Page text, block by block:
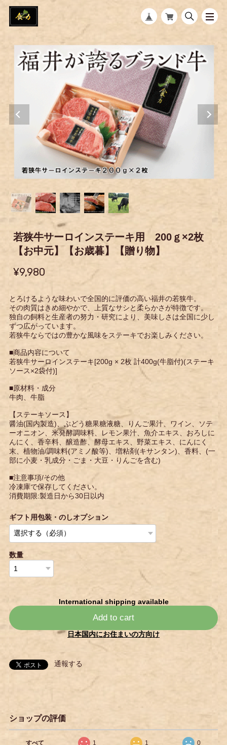
若狭牛サーロインステーキ用 200ｇ×2枚
【お中元】【お歳暮】【贈り物】
¥9,980
とろけるような味わいで全国的に評価の高い福井の若狭牛。
その肉質はきめ細やかで、上質なサシと柔らかさが特徴です。
独自の飼料と生産者の努力・研究により、美味しさは全国に少し
ずつ広がっています。
若狭牛ならではの豊かな風味をステーキでお楽しみください。
■商品内容について
若狭牛サーロインステーキ[200g × 2枚 計400g(牛脂付)(ステーキ
ソース×2袋付)]
■原材料・成分
牛肉、牛脂
【ステーキソース】
醤油(国内製造)、ぶどう糖果糖液糖、りんご果汁、ワイン、ソテ
ーオニオン、米発酵調味料、レモン果汁、魚介エキス、おろしに
んにく、香辛料、醸造酢、酵母エキス、野菜エキス、にんにく
末、植物油/調味料(アミノ酸等)、増粘剤(キサンタン)、香料、(一
部に小麦・乳成分・ごま・大豆・りんごを含む)
■注意事項/その他
冷凍庫で保存してください。
消費期限:製造日から30日以内
ギフト用包装・のしオプション
数量
International shipping available
Add to cart
日本国内にお住まいの方向け
通報する
ショップの評価
すべて 1 1 0